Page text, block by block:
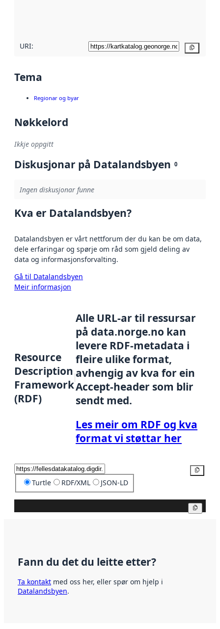
URI:
Tema
Regionar og byar
Nøkkelord
Ikkje oppgitt
Diskusjonar på Datalandsbyen 0
Ingen diskusjonar funne
Kva er Datalandsbyen?
Datalandsbyen er vårt nettforum der du kan be om data,
dele erfaringar og spørje om råd som gjeld deling av
data og informasjonsforvalting.
Gå til Datalandsbyen
Meir informasjon
Resource
Description
Framework
(RDF)
Alle URL-ar til ressursar
på data.norge.no kan
levere RDF-metadata i
fleire ulike format,
avhengig av kva for ein
Accept-header som blir
sendt med.
Les meir om RDF og kva
format vi støttar her
Turtle RDF/XML JSON-LD
Fann du det du leitte etter?
Ta kontakt med oss her, eller spør om hjelp i
Datalandsbyen.